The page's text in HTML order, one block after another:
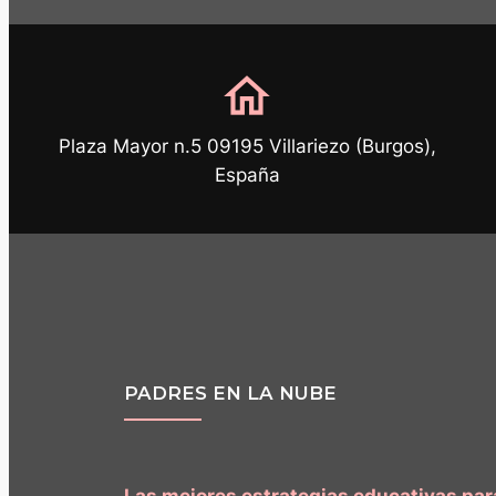
home
Plaza Mayor n.5 09195 Villariezo (Burgos),
España
PADRES EN LA NUBE